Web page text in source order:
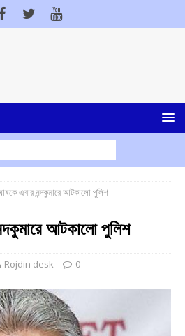
এবার নন্দকুমারে আটকালো পুলিশ
আটকালো পুলিশ
Rojdin desk 0